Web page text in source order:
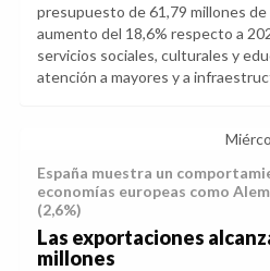
presupuesto de 61,79 millones de
aumento del 18,6% respecto a
servicios sociales, culturales y
atención a mayores y a
España muestra un
economías europeas como
(2,6%)
Las exportaciones
millones